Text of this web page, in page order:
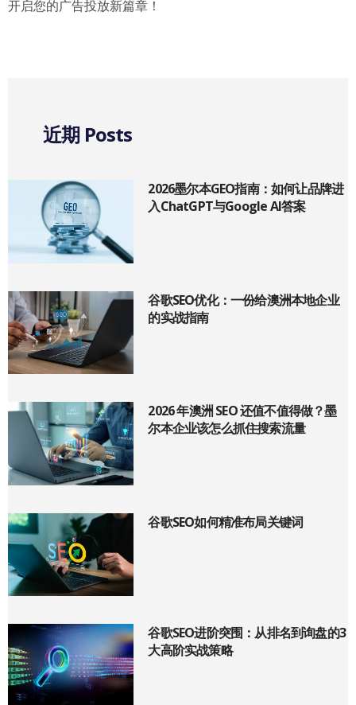
开启您的广告投放新篇章！
近期 Posts
2026墨尔本GEO指南：如何让品牌进
入ChatGPT与Google AI答案
谷歌SEO优化：一份给澳洲本地企业
的实战指南
2026 年澳洲 SEO 还值不值得做？墨
尔本企业该怎么抓住搜索流量
谷歌SEO如何精准布局关键词
谷歌SEO进阶突围：从排名到询盘的3
大高阶实战策略